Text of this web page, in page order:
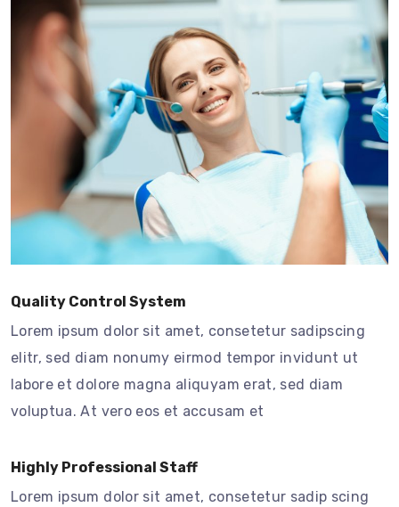
Quality Control System
Lorem ipsum dolor sit amet, consetetur sadipscing
elitr, sed diam nonumy eirmod tempor invidunt ut
labore et dolore magna aliquyam erat, sed diam
voluptua. At vero eos et accusam et
Highly Professional Staff
Lorem ipsum dolor sit amet, consetetur sadip scing